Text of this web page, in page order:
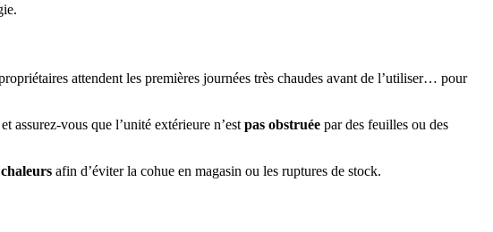
attendent les premières journées très chaudes avant de l’utiliser… pour
assurez-vous que l’unité extérieure n’est pas obstruée par des feuilles ou des
afin d’éviter la cohue en magasin ou les ruptures de stock.